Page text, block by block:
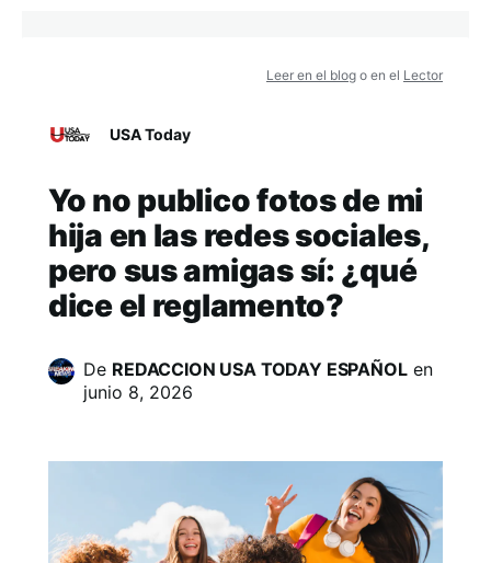
Leer en el blog o en el Lector
USA Today
Yo no publico fotos de mi
hija en las redes sociales,
pero sus amigas sí: ¿qué
dice el reglamento?
De REDACCION USA TODAY ESPAÑOLen
junio 8, 2026